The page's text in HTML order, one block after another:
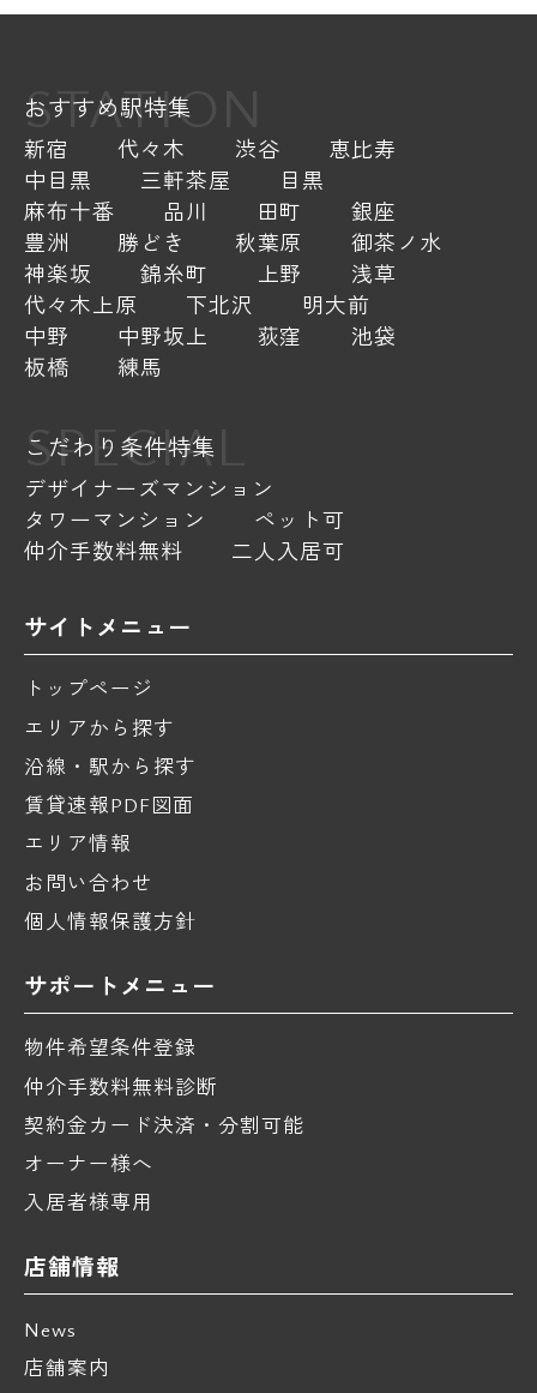
STATION
おすすめ駅特集
新宿 代々木 渋谷
恵比寿
中目黒
三軒茶屋
目黒
麻布十番
品川 田町
銀座
豊洲
勝どき 秋葉原
御茶ノ水
神楽坂
錦糸町 上野
浅草
代々木上原
下北沢
明大前
中野
中野坂上 荻窪
池袋
板橋
練馬
SPECIAL
こだわり条件特集
デザイナーズマンション
タワーマンション
ペット可
仲介手数料無料
二人入居可
サイトメニュー
トップページ
エリアから探す
沿線・駅から探す
賃貸速報PDF図面
エリア情報
お問い合わせ
個人情報保護方針
サポートメニュー
物件希望条件登録
仲介手数料無料診断
契約金カード決済・分割可能
オーナー様へ
入居者様専用
店舗情報
News
店舗案内